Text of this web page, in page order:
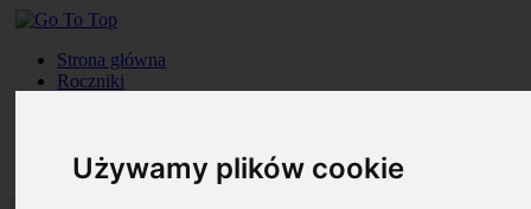
Używamy plików cookie
Strona główna
Roczniki
Szukaj